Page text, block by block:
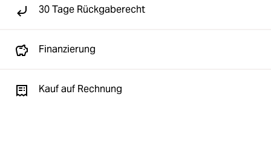
30 Tage Rückgaberecht
Finanzierung
Kauf auf Rechnung